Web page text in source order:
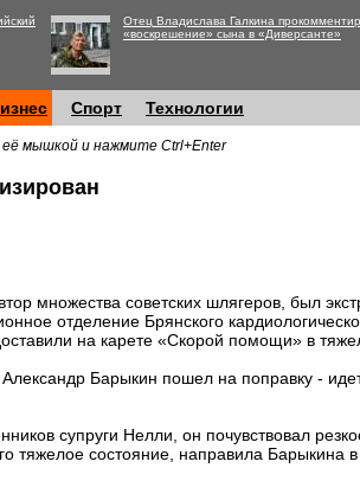
Отец Владислава Галкина
«воскрешение» сына в «Диверсанте»
Спорт Технологии
мышкой и нажмите Ctrl+Enter
множества советских шлягеров, был
отделение Брянского
на карете «Скорой помощи» в
Барыкин пошел на поправку -
супруги Нелли, он почувствовал
тяжелое состояние, направила Барыкина